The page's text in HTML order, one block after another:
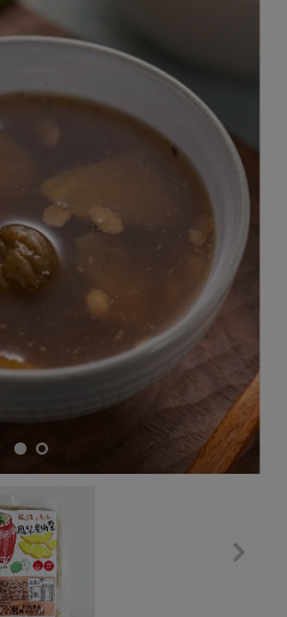
水產
沖泡飲品
一籃菜真心話
親子食育
能源議題
減塑減廢
食農教育